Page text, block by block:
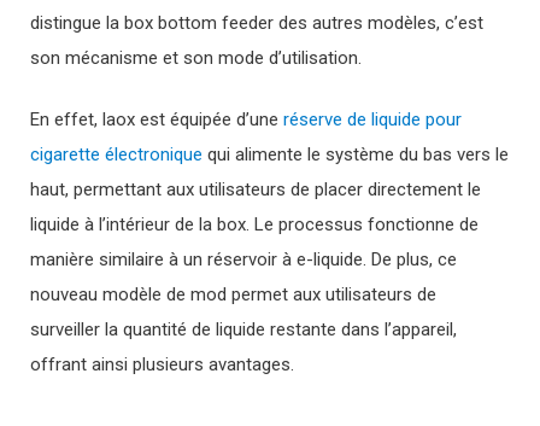
distingue la box bottom feeder des autres modèles, c’est
son mécanisme et son mode d’utilisation.
En effet, laox est équipée d’une réserve de liquide pour
cigarette électronique qui alimente le système du bas vers le
haut, permettant aux utilisateurs de placer directement le
liquide à l’intérieur de la box. Le processus fonctionne de
manière similaire à un réservoir à e-liquide. De plus, ce
nouveau modèle de mod permet aux utilisateurs de
surveiller la quantité de liquide restante dans l’appareil,
offrant ainsi plusieurs avantages.